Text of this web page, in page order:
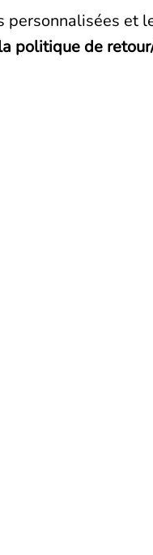
personnalisées et
politique de